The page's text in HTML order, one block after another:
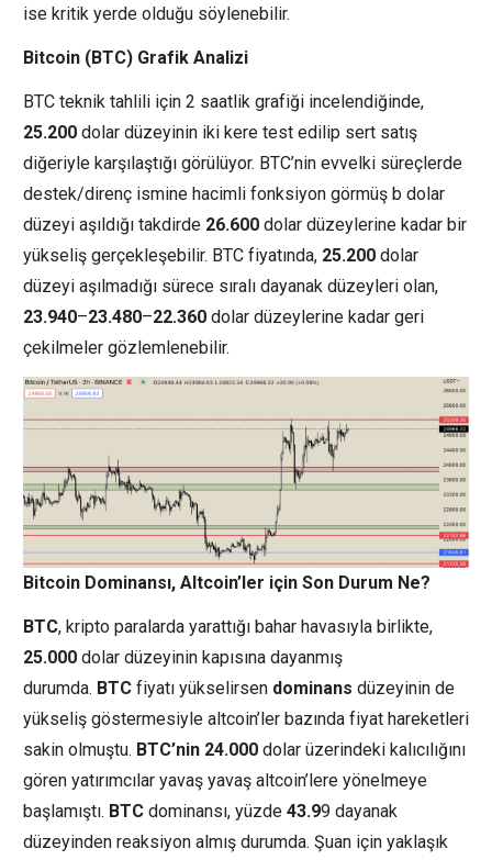
ise kritik yerde olduğu söylenebilir.
Bitcoin (BTC) Grafik Analizi
BTC teknik tahlili için 2 saatlik grafiği incelendiğinde,
25.200 dolar düzeyinin iki kere test edilip sert satış
diğeriyle karşılaştığı görülüyor. BTC’nin evvelki süreçlerde
destek/direnç ismine hacimli fonksiyon görmüş b dolar
düzeyi aşıldığı takdirde 26.600 dolar düzeylerine kadar bir
yükseliş gerçekleşebilir. BTC fiyatında, 25.200 dolar
düzeyi aşılmadığı sürece sıralı dayanak düzeyleri olan,
23.940–23.480–22.360 dolar düzeylerine kadar geri
çekilmeler gözlemlenebilir.
Bitcoin Dominansı, Altcoin’ler için Son Durum Ne?
BTC, kripto paralarda yarattığı bahar havasıyla birlikte,
25.000 dolar düzeyinin kapısına dayanmış
durumda. BTC fiyatı yükselirsen dominans düzeyinin de
yükseliş göstermesiyle altcoin’ler bazında fiyat hareketleri
sakin olmuştu. BTC’nin 24.000 dolar üzerindeki kalıcılığını
gören yatırımcılar yavaş yavaş altcoin’lere yönelmeye
başlamıştı. BTC dominansı, yüzde 43.99 dayanak
düzeyinden reaksiyon almış durumda. Şuan için yaklaşık